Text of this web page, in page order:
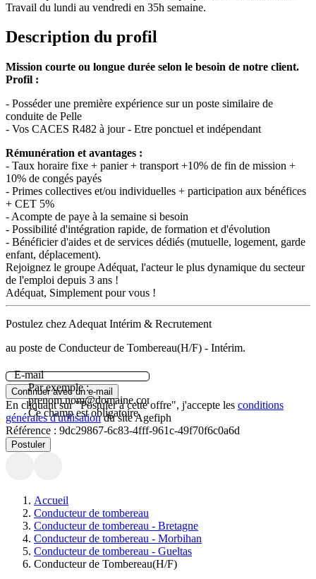
Travail du lundi au vendredi en 35h semaine.
Description du profil
Mission courte ou longue durée selon le besoin de notre client.
Profil :
- Posséder une première expérience sur un poste similaire de
conduite de Pelle
- Vos CACES R482 à jour - Etre ponctuel et indépendant
Rémunération et avantages :
- Taux horaire fixe + panier + transport +10% de fin de mission +
10% de congés payés
- Primes collectives et/ou individuelles + participation aux bénéfices
+ CET 5%
- Acompte de paye à la semaine si besoin
- Possibilité d'intégration rapide, de formation et d'évolution
- Bénéficier d'aides et de services dédiés (mutuelle, logement, garde
enfant, déplacement).
Rejoignez le groupe Adéquat, l'acteur le plus dynamique du secteur
de l'emploi depuis 3 ans !
Adéquat, Simplement pour vous !
Postulez chez Adequat Intérim & Recrutement
au poste de Conducteur de Tombereau(H/F) - Intérim.
E-mail
Par exemple :
prenom.nom@domaine.com.
Ce champ est obligatoire.
Continuer avec un e-mail
En cliquant sur "Postuler à cette offre", j'accepte les conditions
générales d'utilisationdu site Agefiph
Référence : 9dc29867-6c83-4fff-961c-49f70f6c0a6d
Postuler
Accueil
Conducteur de tombereau
Conducteur de tombereau - Bretagne
Conducteur de tombereau - Morbihan
Conducteur de tombereau - Gueltas
Conducteur de Tombereau(H/F)